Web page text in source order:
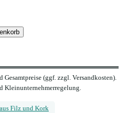
Gesamtpreise (ggf. zzgl. Versandkosten).
Kleinunternehmerregelung.
Filz und Kork